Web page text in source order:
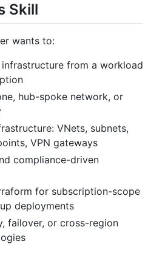
Skill
wants to:
infrastructure from a workload
hub-spoke network, or
VNets, subnets,
VPN gateways
compliance-driven
for subscription-scope
deployments
failover, or cross-region